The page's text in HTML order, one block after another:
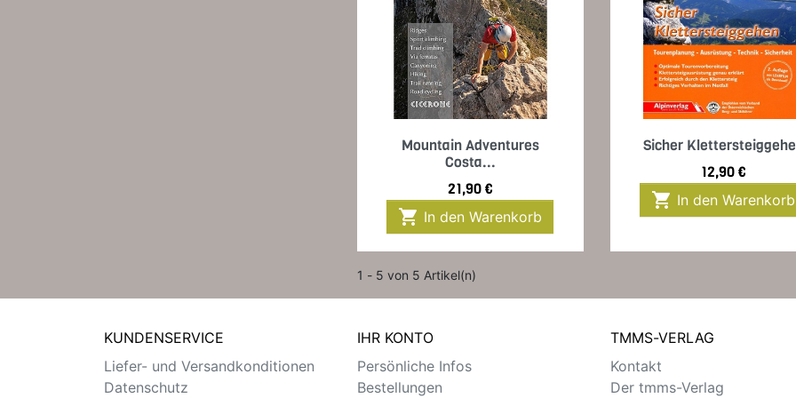
Vorschau
Mountain Adventures
Costa...
Preis
21,90 €
 In den Warenkorb
 Vorschau
Sicher
Preis
12,90 €
 In den Warenkorb
1 - 5 von 5 Artikel(n)
KUNDENSERVICE
Liefer- und Versandkonditionen
Datenschutz
IHR KONTO
Persönliche Infos
Bestellungen
TMMS-VERLAG
Kontakt
Der tmms-Verlag